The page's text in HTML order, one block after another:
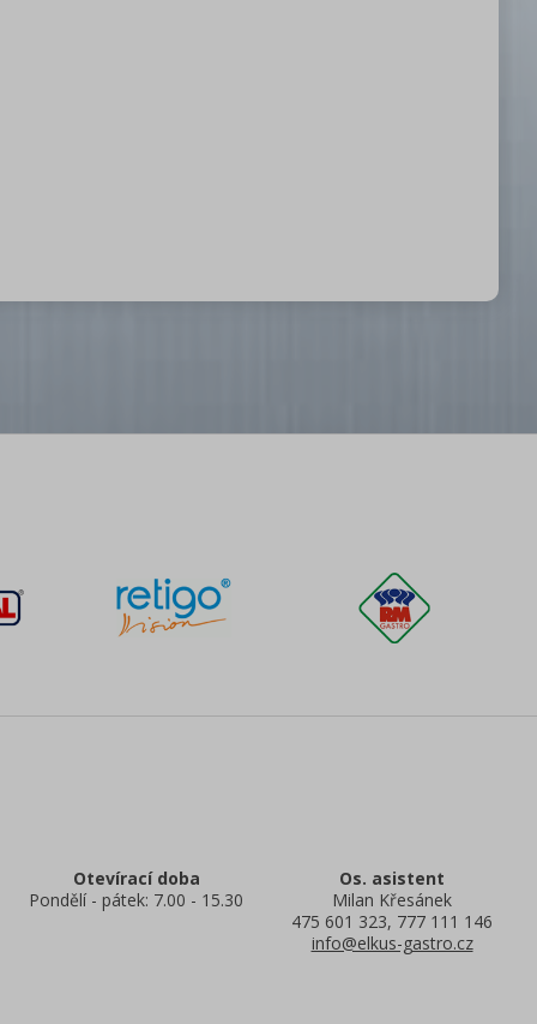
Otevírací doba
Pondělí - pátek: 7.00 - 15.30
Os. asistent
Milan Křesánek
475 601 323, 777 111 146
info@elkus-gastro.cz